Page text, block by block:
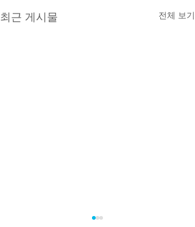
최근 게시물 전체 보기